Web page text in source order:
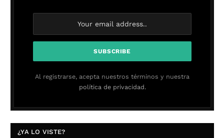
Al registrarse, acepta nuestros términos y nuestra
política de privacidad.
¿YA LO VISTE?